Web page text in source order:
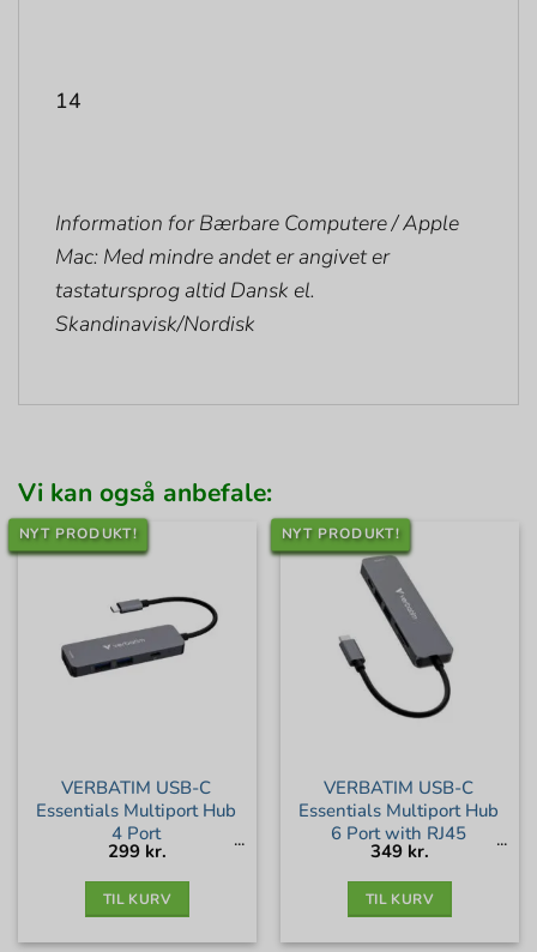
14
Information for Bærbare Computere / Apple
Mac: Med mindre andet er angivet er
tastatursprog altid Dansk el.
Skandinavisk/Nordisk
Vi kan også anbefale:
NYT PRODUKT!
VERBATIM USB-C
Essentials Multiport Hub
4 Port
299 kr.
TIL KURV
NYT PRODUKT!
VERBATIM USB-C
Essentials Multiport Hub
6 Port with RJ45
349 kr.
TIL KURV